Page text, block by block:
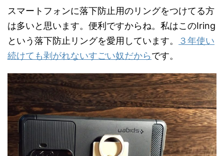
スマートフォンに落下防止用のリングをつけてる方
は多いと思います。便利ですからね。私はこのIring
という落下防止リングを愛用しています。
３年使い
続けても剥がれないすごい奴だからです。